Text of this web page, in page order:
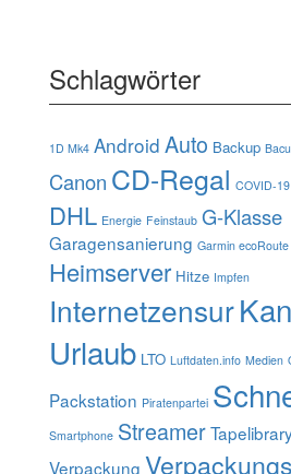
Schlagwörter
1D Mk4 Android Auto Backup
Canon CD-Regal COVID-19
DHL Energie Feinstaub G-Klasse
Garagensanierung Garmin
Heimserver Hitze Impfen
Internetzensur
Urlaub LTO Luftdaten.info Medien
Packstation Piratenpartei
Smartphone Streamer
Verpackung